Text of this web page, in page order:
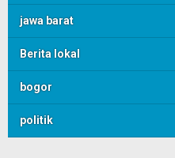
jawa barat
Berita lokal
bogor
politik